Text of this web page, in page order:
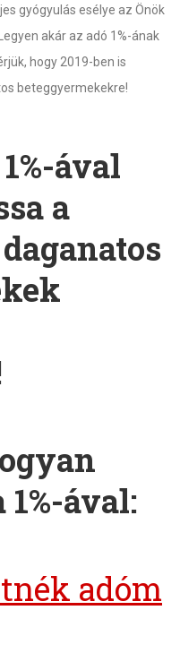
gyógyulás esélye az Önök
akár az adó 1%-ának
hogy 2019-ben is
beteggyermekekre!
ával
a
ával:
adóm